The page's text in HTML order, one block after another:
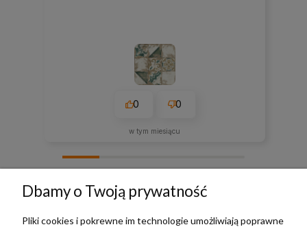
0 0
w tym miesiącu
Dbamy o Twoją prywatność
Pliki cookies i pokrewne im technologie umożliwiają poprawne